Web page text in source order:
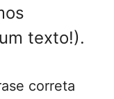
texto!).
correta